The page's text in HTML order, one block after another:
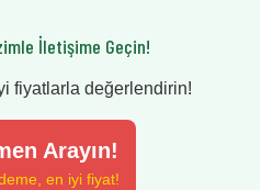
İletişime Geçin!
fiyatlarla değerlendirin!
Arayın!
en iyi fiyat!